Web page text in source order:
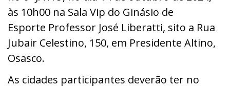
às 10h00 na Sala Vip do Ginásio de
Esporte Professor José Liberatti, sito a Rua
Jubair Celestino, 150, em Presidente Altino,
Osasco.
As cidades participantes deverão ter no